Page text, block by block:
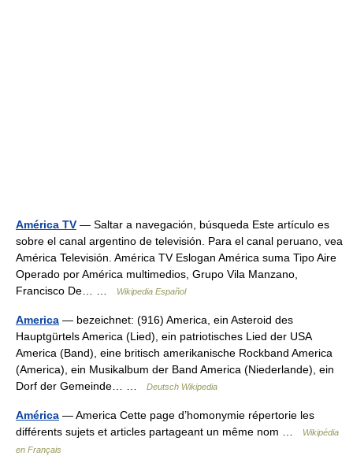
América TV — Saltar a navegación, búsqueda Este artículo es
sobre el canal argentino de televisión. Para el canal peruano, vea
América Televisión. América TV Eslogan América suma Tipo Aire
Operado por América multimedios, Grupo Vila Manzano,
Francisco De… …
Wikipedia Español
America — bezeichnet: (916) America, ein Asteroid des
Hauptgürtels America (Lied), ein patriotisches Lied der USA
America (Band), eine britisch amerikanische Rockband America
(America), ein Musikalbum der Band America (Niederlande), ein
Dorf der Gemeinde… …
Deutsch Wikipedia
América — America Cette page d’homonymie répertorie les
différents sujets et articles partageant un même nom …
Wikipédia
en Français